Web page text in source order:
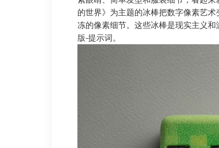
的世界》为主题的冰棒把数字像素艺
冻的像素细节。这些冰棒是现实主义
版-提示词。